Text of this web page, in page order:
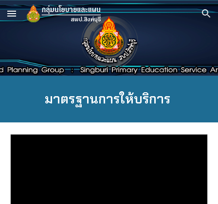
Skip to main content Skip to navigation
มาตรฐานการให้บริการ